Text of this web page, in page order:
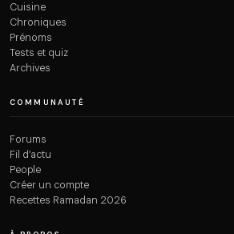
Cuisine
Chroniques
Prénoms
Tests et quiz
Archives
COMMUNAUTÉ
Forums
Fil d’actu
People
Créer un compte
Recettes Ramadan 2026